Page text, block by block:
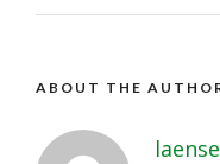
ABOUT THE